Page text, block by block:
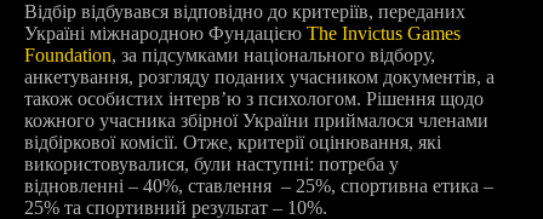
Відбір відбувався відповідно до критеріїв, переданих
Україні міжнародною Фундацією The Invictus Games
Foundation, за підсумками національного відбору,
анкетування, розгляду поданих учасником документів, а
також особистих інтерв’ю з психологом. Рішення щодо
кожного учасника збірної України приймалося членами
відбіркової комісії. Отже, критерії оцінювання, які
використовувалися, були наступні: потреба у
відновленні – 40%, ставлення – 25%, спортивна етика –
25% та спортивний результат – 10%.